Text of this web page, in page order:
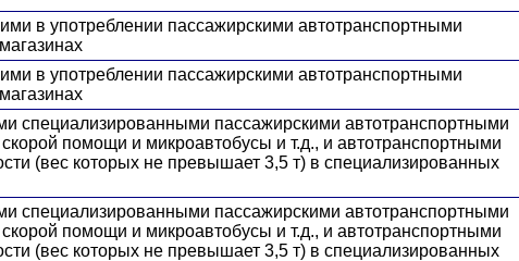
в употреблении пассажирскими автотранспортными
в употреблении пассажирскими автотранспортными
специализированными пассажирскими автотранспортными
помощи и микроавтобусы и т.д., и автотранспортными
(вес которых не превышает 3,5 т) в специализированных
специализированными пассажирскими автотранспортными
помощи и микроавтобусы и т.д., и автотранспортными
(вес которых не превышает 3,5 т) в специализированных